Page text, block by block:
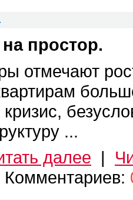
простор.
отмечают
...
далее |
Комментариев: